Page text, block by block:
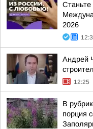
Станьте
2026
Андрей
12:25
В
порция